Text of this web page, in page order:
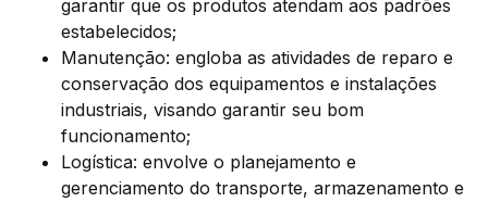
garantir que os produtos atendam aos padrões
estabelecidos;
Manutenção: engloba as atividades de reparo e
conservação dos equipamentos e instalações
industriais, visando garantir seu bom
funcionamento;
Logística: envolve o planejamento e
gerenciamento do transporte, armazenamento e